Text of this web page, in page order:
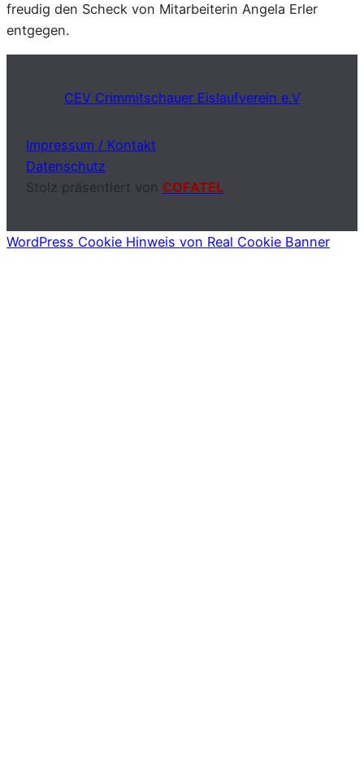
freudig den Scheck von Mitarbeiterin Angela Erler
entgegen.
CEV Crimmitschauer Eislaufverein e.V
Impressum / Kontakt
Datenschutz
Stolz präsentiert von COFATEL
WordPress Cookie Hinweis von Real Cookie Banner